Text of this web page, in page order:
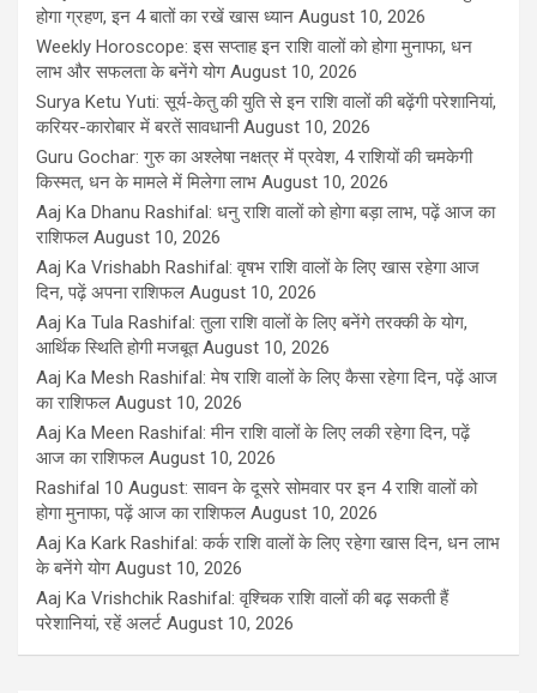
होगा ग्रहण, इन 4 बातों का रखें खास ध्यान August 10, 2026
Weekly Horoscope: इस सप्ताह इन राशि वालों को होगा मुनाफा, धन
लाभ और सफलता के बनेंगे योग August 10, 2026
Surya Ketu Yuti: सूर्य-केतु की युति से इन राशि वालों की बढ़ेंगी परेशानियां,
करियर-कारोबार में बरतें सावधानी August 10, 2026
Guru Gochar: गुरु का अश्लेषा नक्षत्र में प्रवेश, 4 राशियों की चमकेगी
किस्मत, धन के मामले में मिलेगा लाभ August 10, 2026
Aaj Ka Dhanu Rashifal: धनु राशि वालों को होगा बड़ा लाभ, पढ़ें आज का
राशिफल August 10, 2026
Aaj Ka Vrishabh Rashifal: वृषभ राशि वालों के लिए खास रहेगा आज
दिन, पढ़ें अपना राशिफल August 10, 2026
Aaj Ka Tula Rashifal: तुला राशि वालों के लिए बनेंगे तरक्की के योग,
आर्थिक स्थिति होगी मजबूत August 10, 2026
Aaj Ka Mesh Rashifal: मेष राशि वालों के लिए कैसा रहेगा दिन, पढ़ें आज
का राशिफल August 10, 2026
Aaj Ka Meen Rashifal: मीन राशि वालों के लिए लकी रहेगा दिन, पढ़ें
आज का राशिफल August 10, 2026
Rashifal 10 August: सावन के दूसरे सोमवार पर इन 4 राशि वालों को
होगा मुनाफा, पढ़ें आज का राशिफल August 10, 2026
Aaj Ka Kark Rashifal: कर्क राशि वालों के लिए रहेगा खास दिन, धन लाभ
के बनेंगे योग August 10, 2026
Aaj Ka Vrishchik Rashifal: वृश्चिक राशि वालों की बढ़ सकती हैं
परेशानियां, रहें अलर्ट August 10, 2026